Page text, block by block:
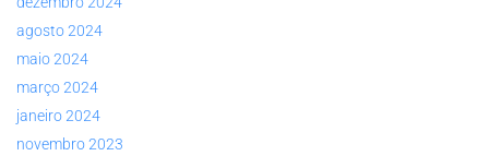
agosto 2024
maio 2024
março 2024
janeiro 2024
novembro 2023